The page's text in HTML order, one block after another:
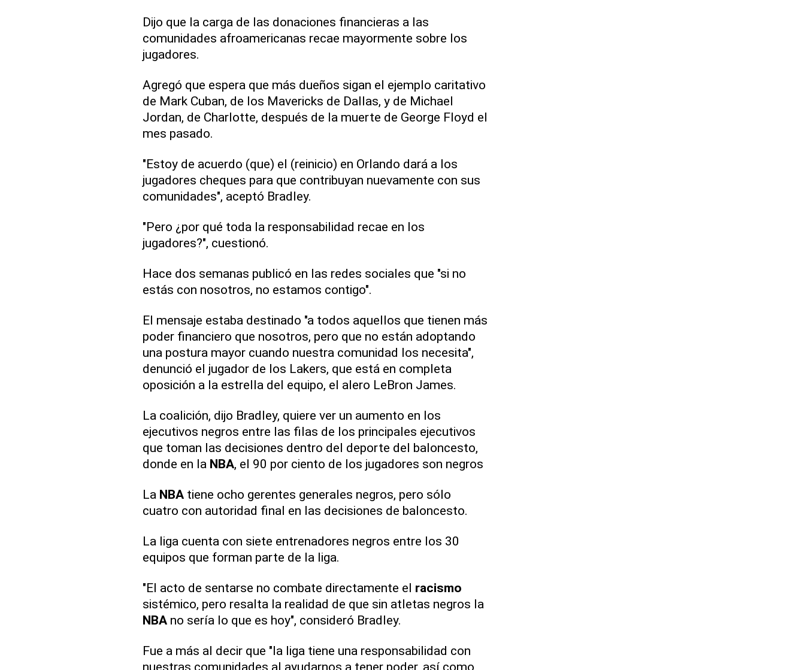
Dijo que la carga de las donaciones financieras a las
comunidades afroamericanas recae mayormente sobre los
jugadores.
Agregó que espera que más dueños sigan el ejemplo caritativo
de Mark Cuban, de los Mavericks de Dallas, y de Michael
Jordan, de Charlotte, después de la muerte de George Floyd el
mes pasado.
"Estoy de acuerdo (que) el (reinicio) en Orlando dará a los
jugadores cheques para que contribuyan nuevamente con sus
comunidades", aceptó Bradley.
"Pero ¿por qué toda la responsabilidad recae en los
jugadores?", cuestionó.
Hace dos semanas publicó en las redes sociales que "si no
estás con nosotros, no estamos contigo".
El mensaje estaba destinado "a todos aquellos que tienen más
poder financiero que nosotros, pero que no están adoptando
una postura mayor cuando nuestra comunidad los necesita",
denunció el jugador de los Lakers, que está en completa
oposición a la estrella del equipo, el alero LeBron James.
La coalición, dijo Bradley, quiere ver un aumento en los
ejecutivos negros entre las filas de los principales ejecutivos
que toman las decisiones dentro del deporte del baloncesto,
donde en la NBA, el 90 por ciento de los jugadores son negros
La NBAtiene ocho gerentes generales negros, pero sólo
cuatro con autoridad final en las decisiones de baloncesto.
La liga cuenta con siete entrenadores negros entre los 30
equipos que forman parte de la liga.
"El acto de sentarse no combate directamente el racismo
sistémico, pero resalta la realidad de que sin atletas negros la
NBAno sería lo que es hoy", consideró Bradley.
Fue a más al decir que "la liga tiene una responsabilidad con
nuestras comunidades al ayudarnos a tener poder, así como